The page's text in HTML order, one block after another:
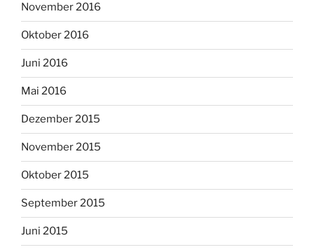
November 2016
Oktober 2016
Juni 2016
Mai 2016
Dezember 2015
November 2015
Oktober 2015
September 2015
Juni 2015